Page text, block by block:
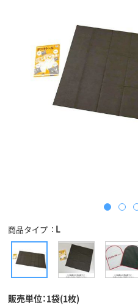
商品タイプ L
販売単位：1袋(1枚)